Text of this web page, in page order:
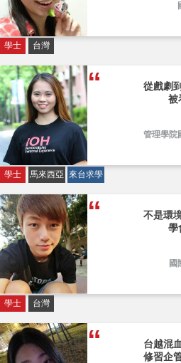
學士 台灣
從戲劇
被
管理學院
學士 馬來西亞 來台求學
不是環
學
國
學士 台灣
台越混
修習企